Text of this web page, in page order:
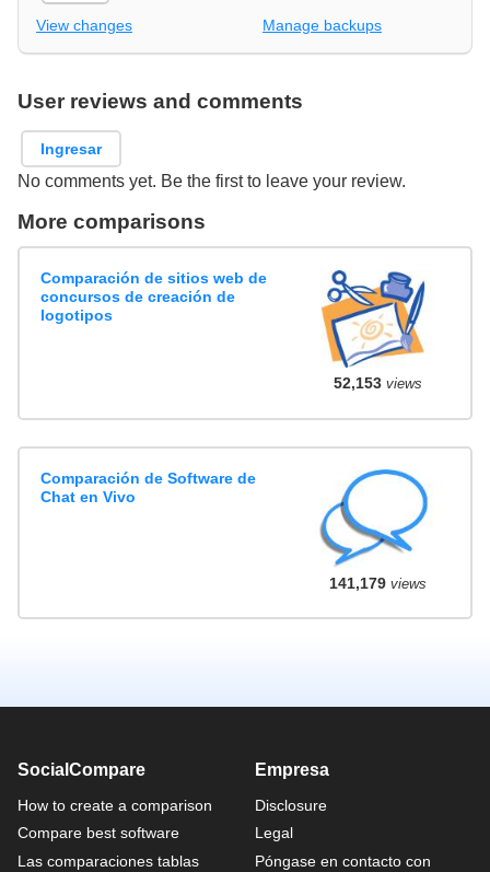
View changes Manage backups
User reviews and comments
Ingresar
No comments yet. Be the first to leave your review.
More comparisons
Comparación de sitios web de
concursos de creación de
logotipos
52,153views
Comparación de Software de
Chat en Vivo
141,179views
SocialCompare
How to create a comparison
Compare best software
Las comparaciones tablas
Empresa
Disclosure
Legal
Póngase en contacto con